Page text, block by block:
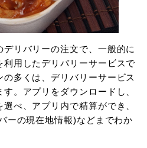
デリバリーの注文で、一般的に
用したデリバリーサービスで
多くは、デリバリーサービス
。アプリをダウンロードし、
べ、アプリ内で精算ができ、
ーの現在地情報)などまでわか